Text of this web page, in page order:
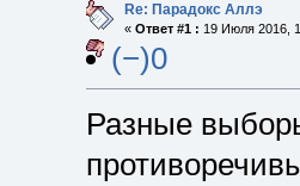
Re: Парадокс Аллэ
« Ответ #1 : 19 Июля 2016,
(−)0
Разные